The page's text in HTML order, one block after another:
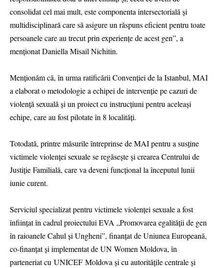
consolidat cel mai mult, este componenta intersectorială și
multidisciplinară care să asigure un răspuns eficient pentru toate
persoanele care au trecut prin experiențe de acest gen”, a
menționat Daniella Misail Nichitin.
Menționăm că, în urma ratificării Convenției de la Istanbul, MAI
a elaborat o metodologie a echipei de intervenție pe cazuri de
violență sexuală și un proiect cu instrucțiuni pentru aceleași
echipe, care au fost pilotate în 8 localități.
Totodată, printre măsurile întreprinse de MAI pentru a susține
victimele violenței sexuale se regăsește și crearea Centrului de
Justiție Familială, care va deveni funcțional la începutul lunii
iunie curent.
Serviciul specializat pentru victimele violenței sexuale a fost
înființat în cadrul proiectului EVA „Promovarea egalității de gen
în raioanele Cahul și Ungheni”, finanțat de Uniunea Europeană,
co-finanțat și implementat de UN Women Moldova, în
parteneriat cu UNICEF Moldova și cu autoritățile centrale și